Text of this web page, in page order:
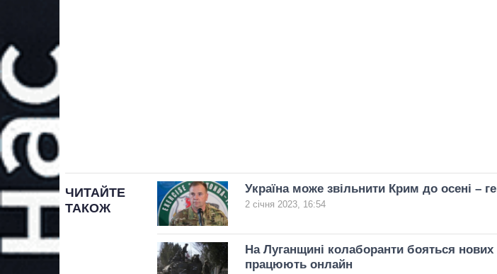
ЧИТАЙТЕ
ТАКОЖ
Україна може звільнити Крим до осені –
2 січня 2023, 16:54
На Луганщині колаборанти бояться нових
працюють онлайн